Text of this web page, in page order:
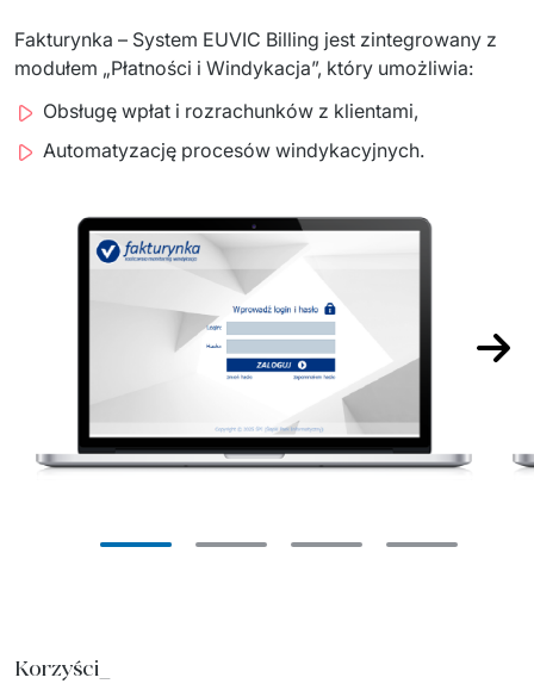
Fakturynka – System EUVIC Billing jest zintegrowany z
modułem „Płatności i Windykacja”, który umożliwia:
Obsługę wpłat i rozrachunków z klientami,
Automatyzację procesów windykacyjnych.
Korzyści_